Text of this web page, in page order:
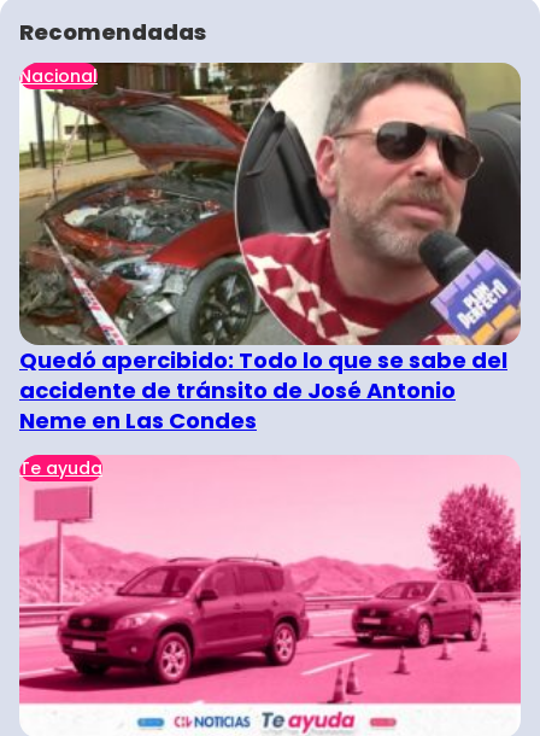
Recomendadas
Nacional
Quedó apercibido: Todo lo que se sabe del
accidente de tránsito de José Antonio
Neme en Las Condes
Te ayuda